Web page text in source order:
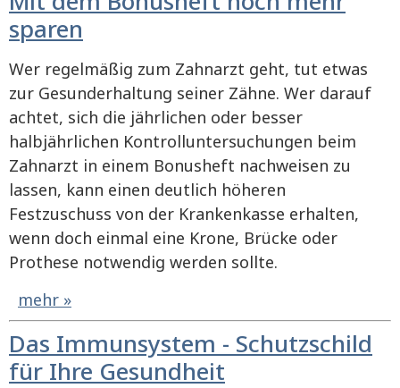
sparen
Wer regelmäßig zum Zahnarzt geht, tut etwas
zur Gesunderhaltung seiner Zähne. Wer darauf
achtet, sich die jährlichen oder besser
halbjährlichen Kontrolluntersuchungen beim
Zahnarzt in einem Bonusheft nachweisen zu
lassen, kann einen deutlich höheren
Festzuschuss von der Krankenkasse erhalten,
wenn doch einmal eine Krone, Brücke oder
Prothese notwendig werden sollte.
mehr »
Das Immunsystem - Schutzschild
für Ihre Gesundheit